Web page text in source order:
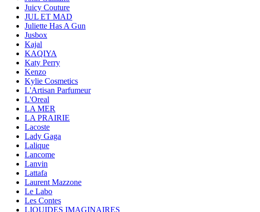
Juicy Couture
JUL ET MAD
Juliette Has A Gun
Jusbox
Kajal
KAQIYA
Katy Perry
Kenzo
Kylie Cosmetics
L'Artisan Parfumeur
L'Oreal
LA MER
LA PRAIRIE
Lacoste
Lady Gaga
Lalique
Lancome
Lanvin
Lattafa
Laurent Mazzone
Le Labo
Les Contes
LIQUIDES IMAGINAIRES